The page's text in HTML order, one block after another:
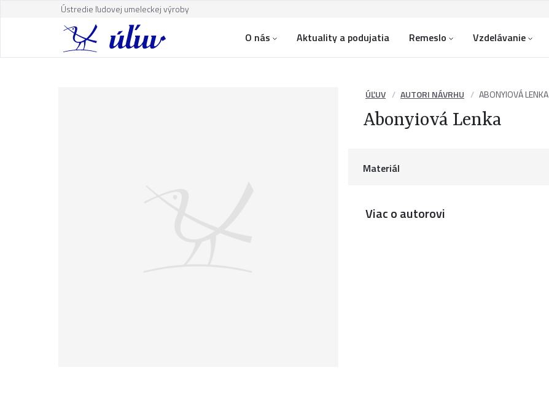
Ústredie ľudovej umeleckej výroby
O nás Aktuality a podujatia Remeslo Vzdelávanie
ÚĽUV AUTORI NÁVRHU ABONYIOVÁ LENKA
Abonyiová Lenka
Materiál
Viac o autorovi